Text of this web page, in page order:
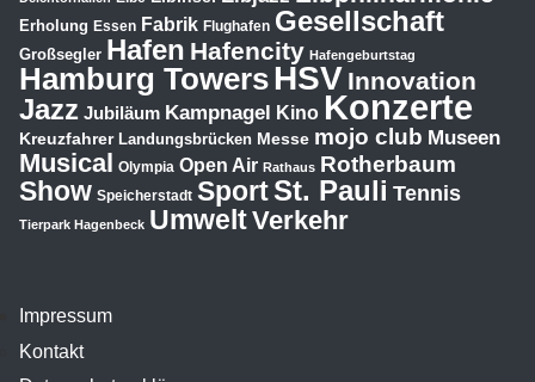
Impressum
Kontakt
Erholung Essen Fabrik Flughafen Gesellschaft
Großsegler Hafen Hafencity Hafengeburtstag
Hamburg TowersHSV Innovation
Jazz Jubiläum Kampnagel Kino Konzerte
Kreuzfahrer Landungsbrücken Messe mojo club Museen
Musical Olympia Open Air Rathaus Rotherbaum
Show Speicherstadt SportSt. Pauli Tennis
Tierpark Hagenbeck UmweltVerkehr